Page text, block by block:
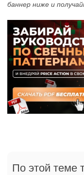
баннер ниже и
По этой теме